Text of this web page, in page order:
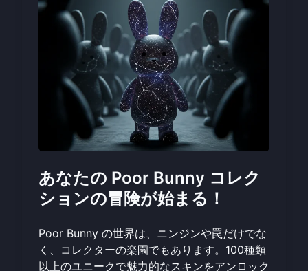
あなたの Poor Bunny コレク
ションの冒険が始まる！
Poor Bunny の世界は、ニンジンや罠だけでな
く、コレクターの楽園でもあります。100種類
以上のユニークで魅力的なスキンをアンロック